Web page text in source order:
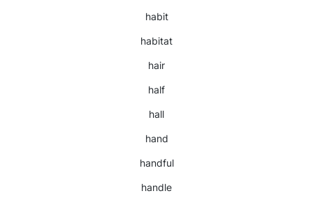
habit
habitat
hair
half
hall
hand
handful
handle